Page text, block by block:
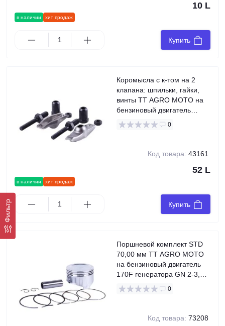
Фильтр
в наличии хит продаж
10 L
Купить
в наличии хит продаж
Коромысла с к-том на 2
клапана: шпильки, гайки,
винты TT AGRO MOTO на
бензиновый двигатель
168F/170F генератора GN
2-3,5 KW
0
Код товара: 43161
52 L
Купить
Поршневой комплект STD
70,00 мм TT AGRO MOTO
на бензиновый двигатель
170F генератора GN 2-3,5
KW, 9 единиц
0
Код товара: 73208